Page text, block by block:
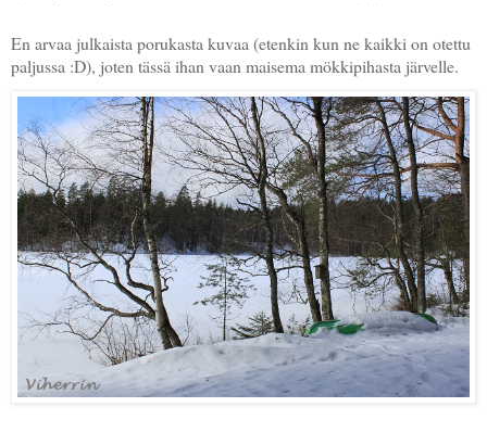
En arvaa julkaista porukasta kuvaa (etenkin kun ne kaikki on otettu
paljussa :D), joten tässä ihan vaan maisema mökkipihasta järvelle.